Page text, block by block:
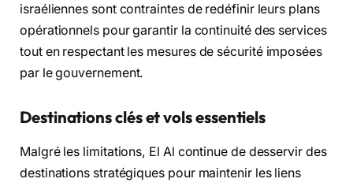
israéliennes sont contraintes de redéfinir leurs plans
opérationnels pour garantir la continuité des services
tout en respectant les mesures de sécurité imposées
par le gouvernement.
Destinations clés et vols essentiels
Malgré les limitations, El Al continue de desservir des
destinations stratégiques pour maintenir les liens